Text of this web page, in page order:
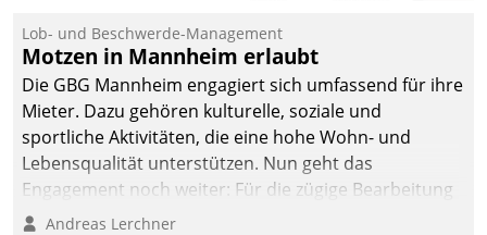
Ressort Kapitalanlage für
künftige Aufgaben und
Herausforderungen
gerüstet.
Lob- und Beschwerde-Management
Motzen in Mannheim erlaubt
Die GBG Mannheim engagiert sich umfassend für ihre
Mieter. Dazu gehören kulturelle, soziale und
sportliche Aktivitäten, die eine hohe Wohn- und
Lebensqualität unterstützen. Nun geht das
Engagement noch weiter: Für die zügige Bearbeitung
von Beschwerden – oder Lob – richtet das
Andreas Lerchner